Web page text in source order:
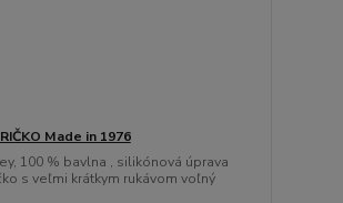
Made in 1976
100 % bavlna , silikónová úprava
s veľmi krátkym rukávom voľný